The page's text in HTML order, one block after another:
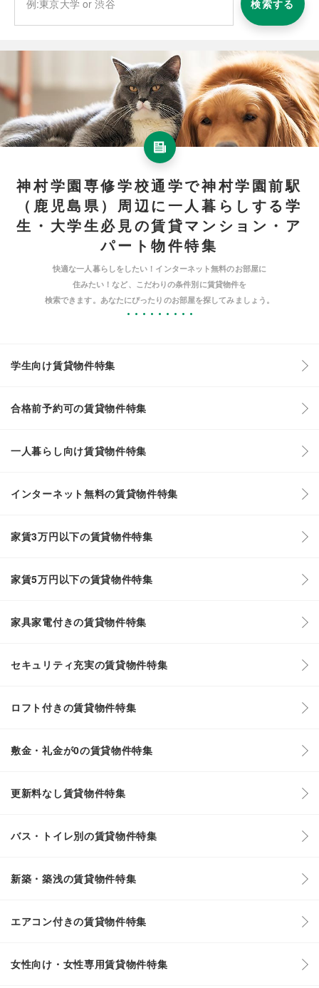
検索する
神村学園専修学校通学で神村学園前駅
（鹿児島県）周辺に一人暮らしする学
生・大学生必見の賃貸マンション・ア
パート物件特集
快適な一人暮らしをしたい！インターネット無料のお部屋に
住みたい！など、こだわりの条件別に賃貸物件を
検索できます。あなたにぴったりのお部屋を探してみましょう。
学生向け賃貸物件特集
合格前予約可の賃貸物件特集
一人暮らし向け賃貸物件特集
インターネット無料の賃貸物件特集
家賃3万円以下の賃貸物件特集
家賃5万円以下の賃貸物件特集
家具家電付きの賃貸物件特集
セキュリティ充実の賃貸物件特集
ロフト付きの賃貸物件特集
敷金・礼金が0の賃貸物件特集
更新料なし賃貸物件特集
バス・トイレ別の賃貸物件特集
新築・築浅の賃貸物件特集
エアコン付きの賃貸物件特集
女性向け・女性専用賃貸物件特集